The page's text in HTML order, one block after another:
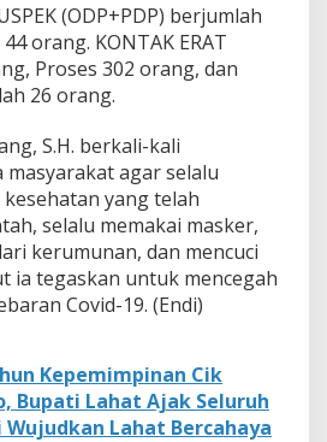
(ODP+PDP) berjumlah
orang. KONTAK ERAT
Proses 302 orang, dan
26 orang.
S.H. berkali-kali
masyarakat agar selalu
yang telah
selalu memakai masker,
kerumunan, dan mencuci
ia tegaskan untuk mencegah
Covid-19. (Endi)
Kepemimpinan Cik
Bupati Lahat Ajak Seluruh
Wujudkan Lahat Bercahaya